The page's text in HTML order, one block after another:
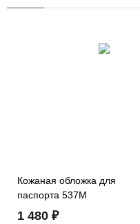
Кожаная обложка для
паспорта 537M
1 480 ₽